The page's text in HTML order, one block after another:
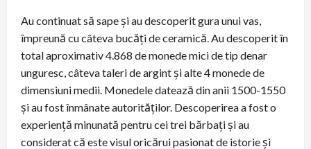
Au continuat să sape și au descoperit gura unui vas,
împreună cu câteva bucăți de ceramică. Au descoperit în
total aproximativ 4.868 de monede mici de tip denar
unguresc, câteva taleri de argint și alte 4 monede de
dimensiuni medii. Monedele datează din anii 1500-1550
și au fost înmânate autorităților. Descoperirea a fost o
experiență minunată pentru cei trei bărbați și au
considerat că este visul oricărui pasionat de istorie și